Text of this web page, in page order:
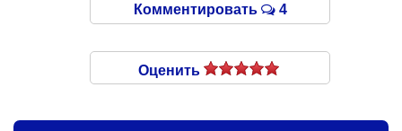
Комментировать 4
Оценить